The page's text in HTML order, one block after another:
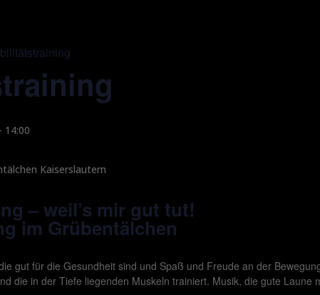
- 14:00
– weil’s mir gut tut!
im Grübentälchen
gut für die Gesundheit sind und Spaß und Freude an der
die in der Tiefe liegenden Muskeln trainiert. Musik, die gute Laune